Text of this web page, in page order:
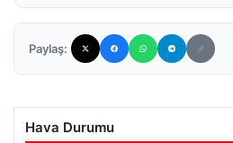
Paylaş:
Hava Durumu